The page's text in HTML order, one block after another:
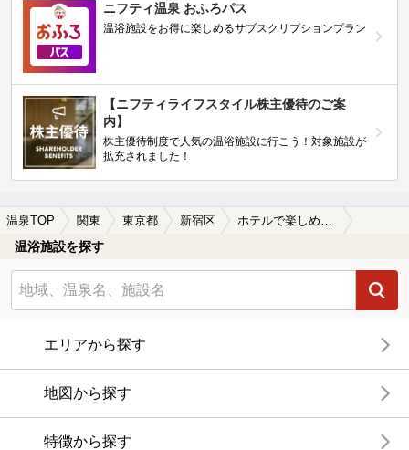
ニフティ温泉 おふろパス
温浴施設をお得に楽しめるサブスクリプションプラン
【ニフティライフスタイル株主優待のご案
内】
株主優待制度で人気の温浴施設に行こう！対象施設が
拡充されました！
温泉TOP 関東 東京都 新宿区
温浴施設を探す
エリアから探す
地図から探す
特徴から探す